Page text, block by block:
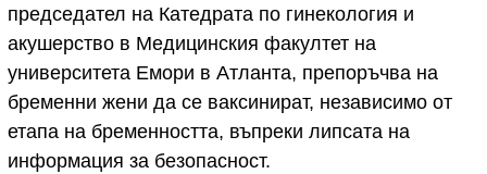
председател на Катедрата по гинекология и
акушерство в Медицинския факултет на
университета Емори в Атланта, препоръчва на
бременни жени да се ваксинират, независимо от
етапа на бременността, въпреки липсата на
информация за безопасност.